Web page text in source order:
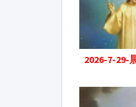
2026-7-29-